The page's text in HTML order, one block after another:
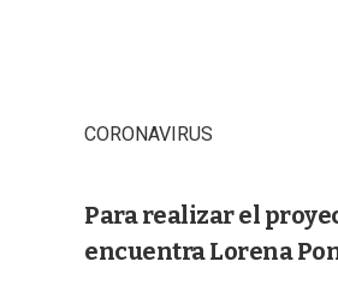
CORONAVIRUS
Para realizar el
encuentra Lorena